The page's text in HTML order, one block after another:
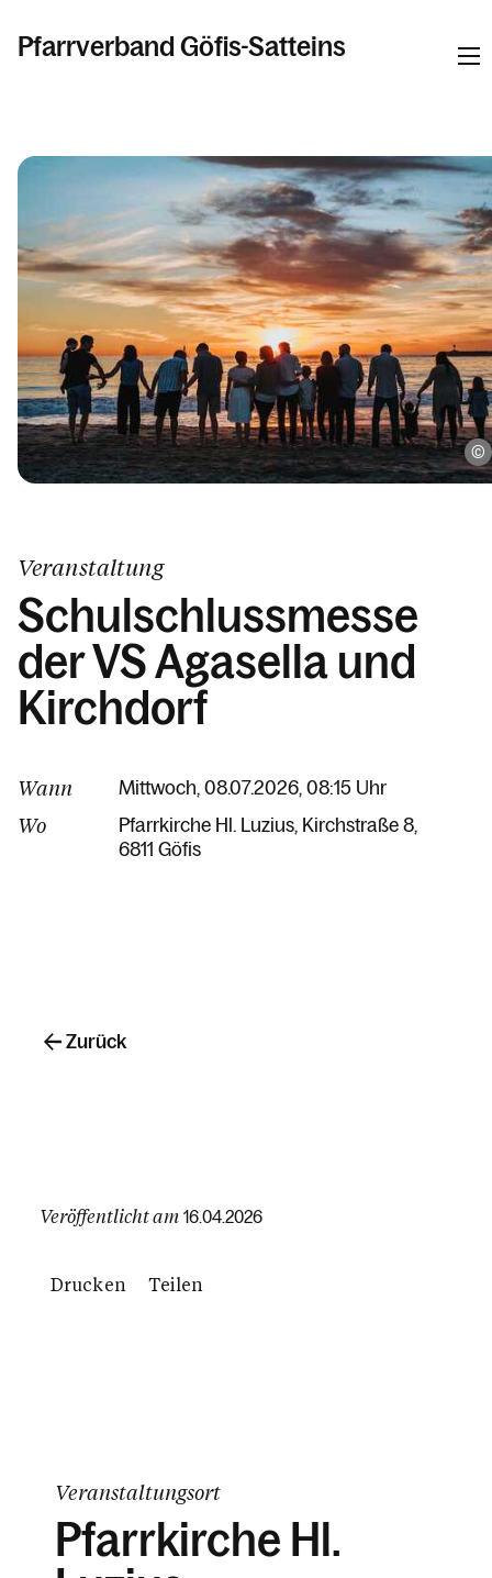
Pfarrverband Göfis-Satteins
Veranstaltung
Schulschlussmesse
der VS Agasella und
Kirchdorf
Wann Mittwoch, 08.07.2026, 08:15 Uhr
Wo Pfarrkirche Hl. Luzius Kirchstraße 8
6811 Göfis
Veröffentlicht am 16.04.2026
Drucken Teilen
Zurück
Veranstaltungsort
Pfarrkirche Hl.